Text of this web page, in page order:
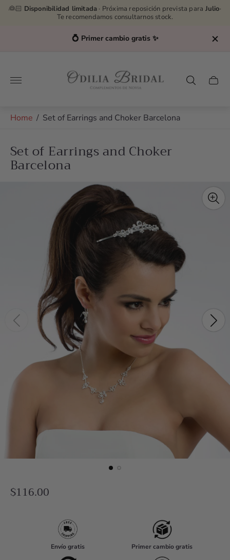
👰🏻 Disponibilidad limitada · Próxima reposición prevista para Julio·
Te recomendamos consultarnos stock.
💍 Primer cambio gratis ✨
Store
logo"
Cart
Home / Set of Earrings and Choker Barcelona
Set of Earrings and Choker
Barcelona
R
$116.00
Envío gratis Primer cambio gratis